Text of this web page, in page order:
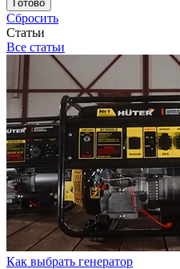
Готово
Сбросить
Статьи
Все статьи
Как выбрать генератор